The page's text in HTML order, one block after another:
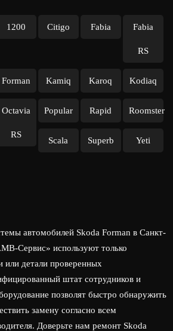
1200 Citigo Fabia Fabia
RS
Forman Kamiq Karoq Kodiaq
Octavia
RS
Popular Rapid Roomster
Scala Superb Yeti
автомобилей Skoda Forman в Санкт-
Сервис» используют только
или детали проверенных
штат сотрудников и
позволят быстро обнаружить
замену согласно всем
Доверьте нам ремонт Skoda